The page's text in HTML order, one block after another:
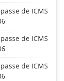
de ICMS
de ICMS
de ICMS